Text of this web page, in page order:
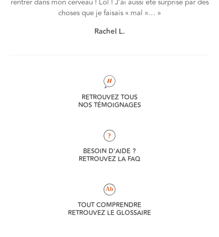
choses que je faisais « mal »… »
Rachel L.
RETROUVEZ TOUS
NOS TÉMOIGNAGES
?
BESOIN D'AIDE ?
RETROUVEZ LA FAQ
Ab
TOUT COMPRENDRE
RETROUVEZ LE GLOSSAIRE